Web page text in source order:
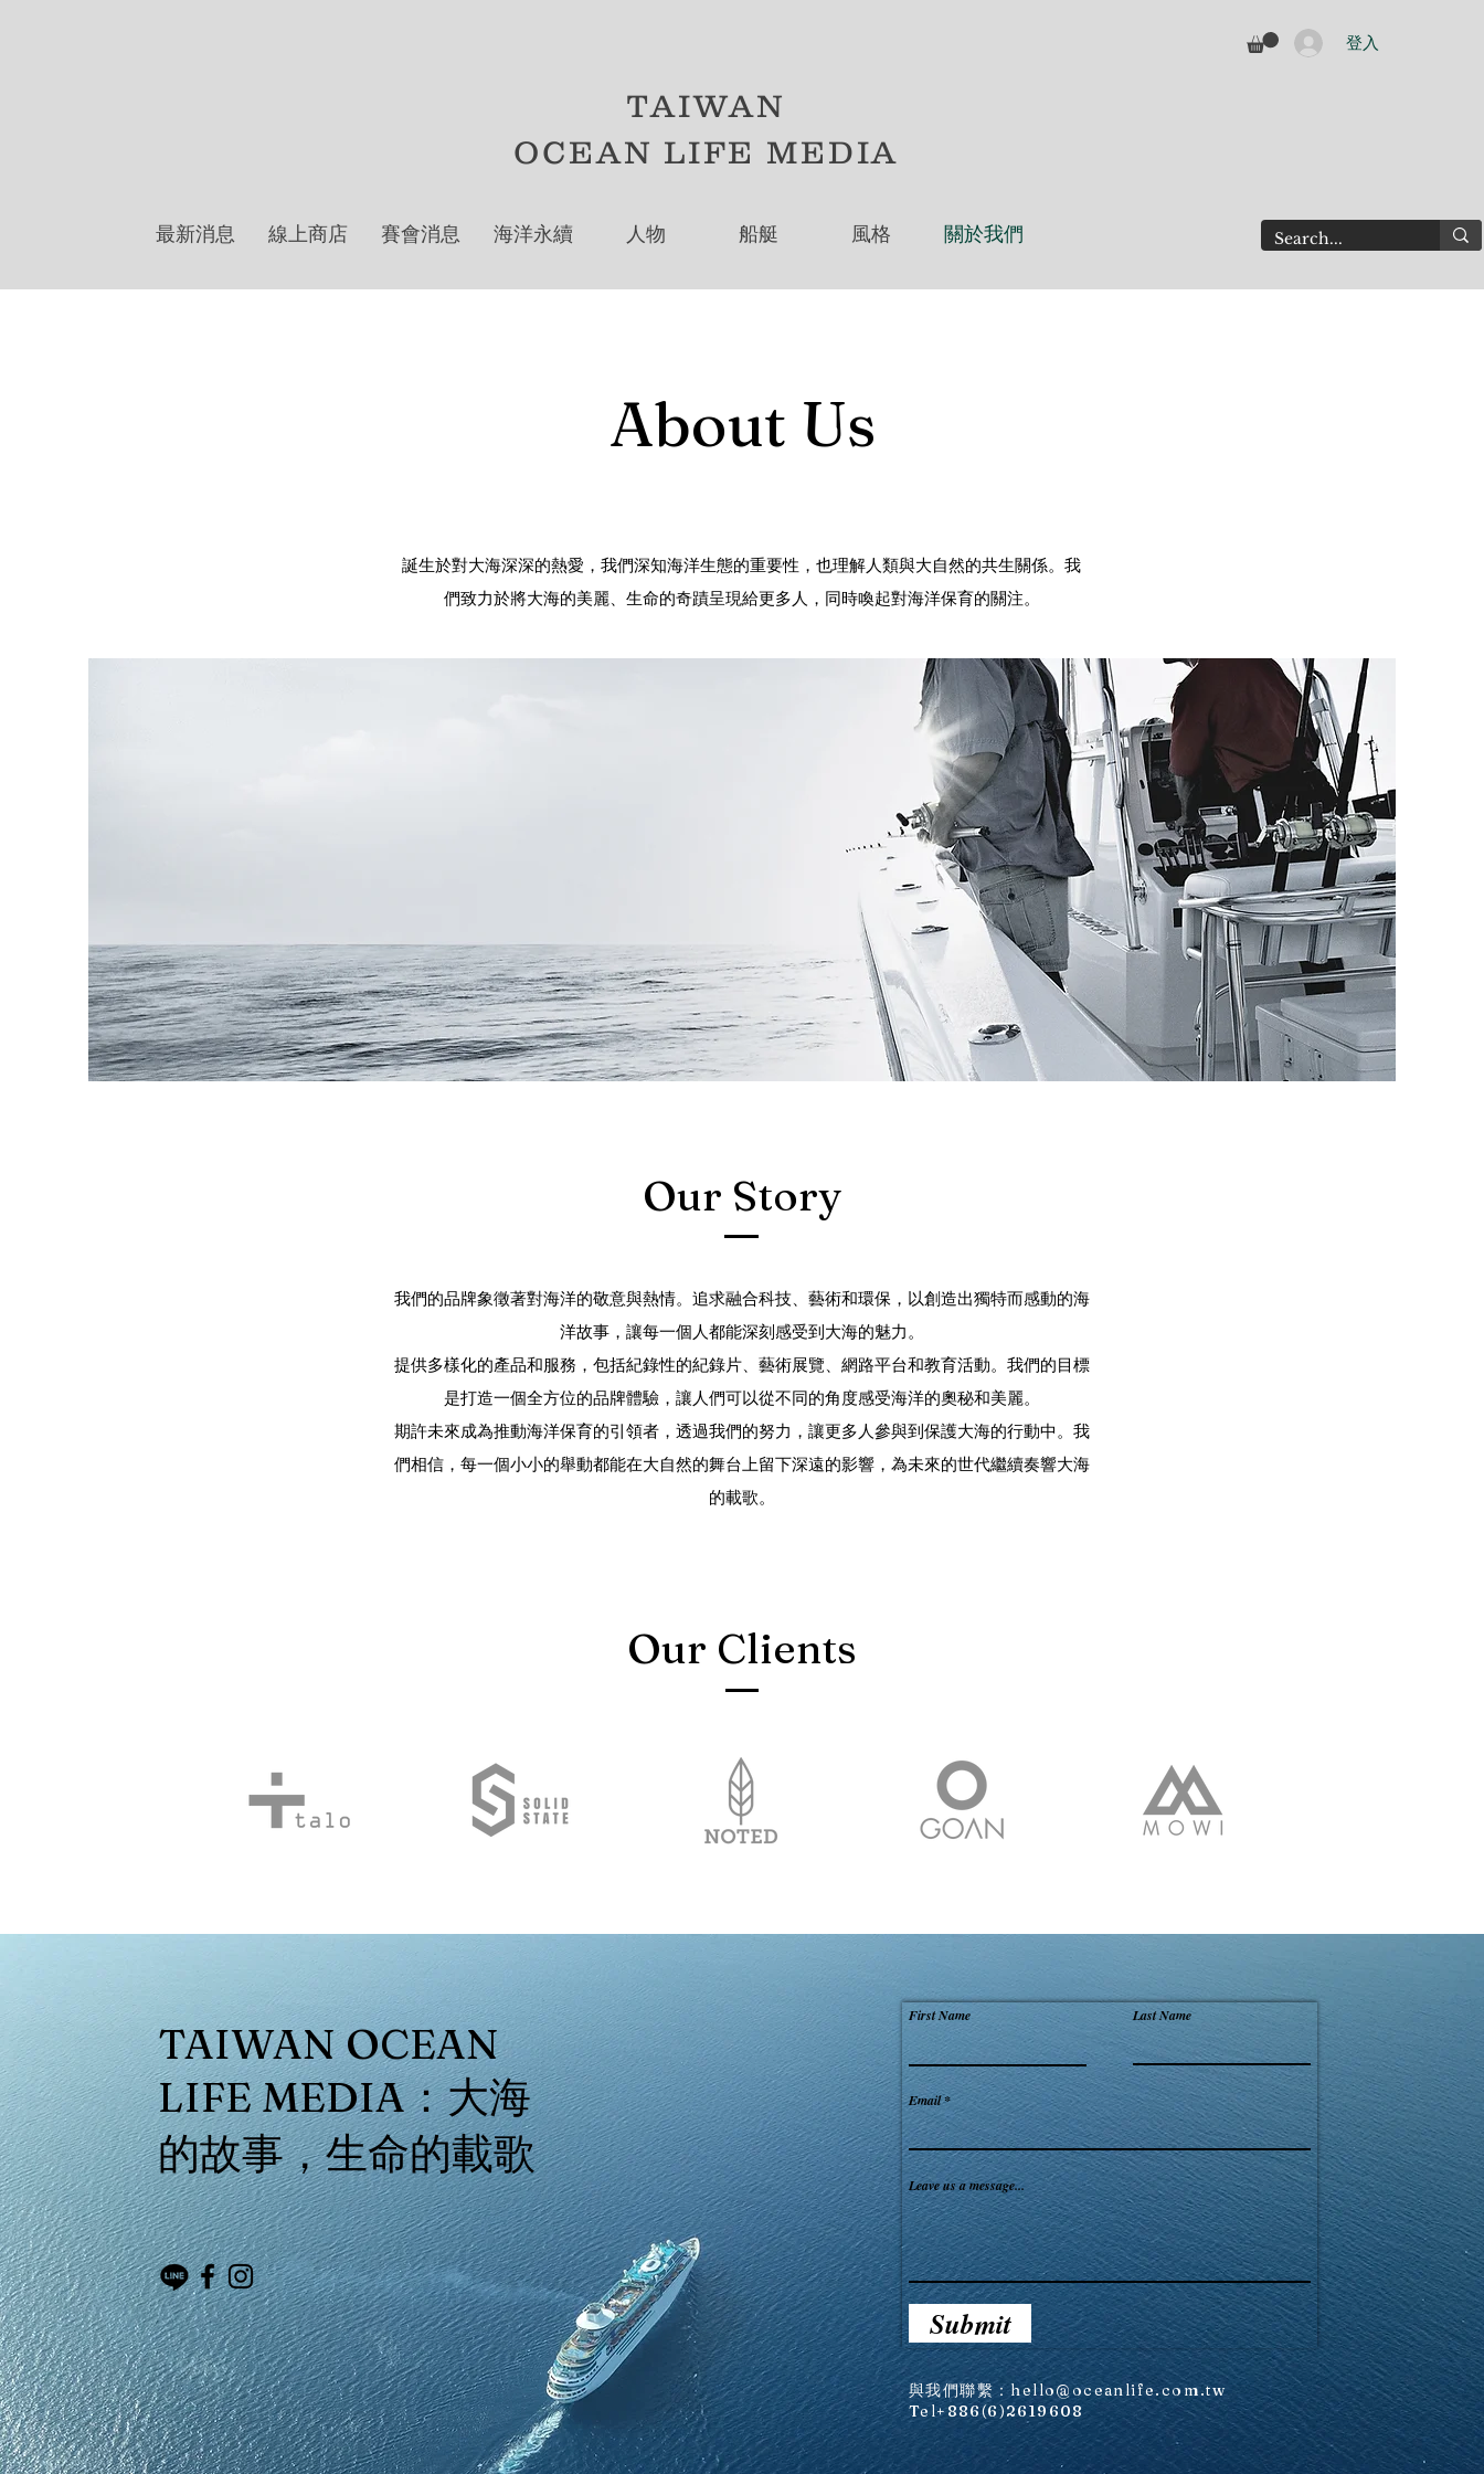
TAIWAN
OCEAN LIFE MEDIA
最新消息 線上商店 賽會消息 海洋永續 人物 船艇 風格 關於我們
登入
About Us
誕生於對大海深深的熱愛，我們深知海洋生態的重要性，也理解人類與大自然的共生關係。我
們致力於將大海的美麗、生命的奇蹟呈現給更多人，同時喚起對海洋保育的關注。
Our Story
我們的品牌象徵著對海洋的敬意與熱情。追求融合科技、藝術和環保，以創造出獨特而感動的海
洋故事，讓每一個人都能深刻感受到大海的魅力。
提供多樣化的產品和服務，包括紀錄性的紀錄片、藝術展覽、網路平台和教育活動。我們的目標
是打造一個全方位的品牌體驗，讓人們可以從不同的角度感受海洋的奧秘和美麗。
期許未來成為推動海洋保育的引領者，透過我們的努力，讓更多人參與到保護大海的行動中。我
們相信，每一個小小的舉動都能在大自然的舞台上留下深遠的影響，為未來的世代繼續奏響大海
的載歌。
Our Clients
TAIWAN OCEAN
LIFE MEDIA：大海
的故事，生命的載歌
First Name Last Name
Email
Leave us a message...
Submit
與我們聯繫：hello@oceanlife.com.tw
Tel+886(6)2619608